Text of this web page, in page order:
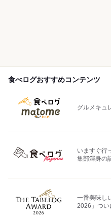
食べログおすすめコンテンツ
グルメキュ
いますぐ行
集部渾身の
一番美味し
2026」つい